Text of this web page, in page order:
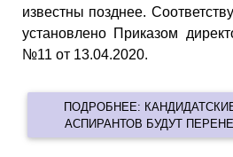
известны позднее.
установлено Приказом
№11 от 13.04.2020.
ПОДРОБНЕЕ:
АСПИРАНТОВ БУДУТ